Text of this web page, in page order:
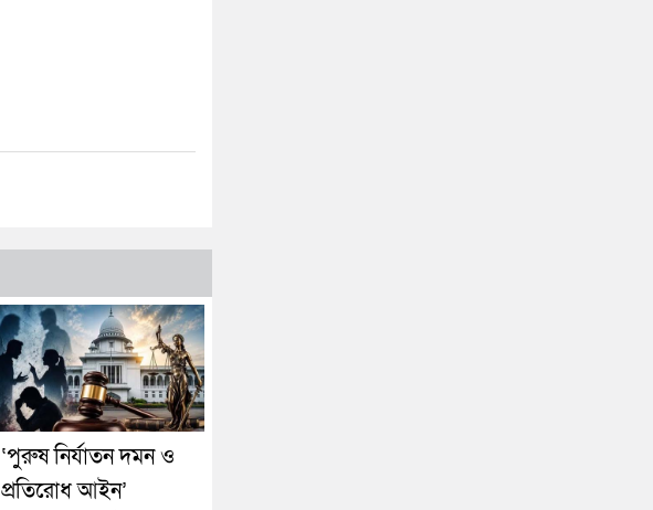
‘পুরুষ নির্যাতন দমন ও
প্রতিরোধ আইন’